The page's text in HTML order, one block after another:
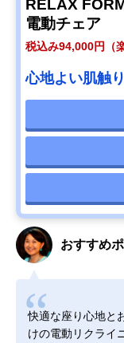
RELAX
電動チェア
税込み94,000円（
心地よい肌触
おすすめ
快適な座り心地と
けの電動リクライ